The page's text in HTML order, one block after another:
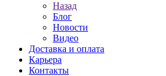
Назад
Блог
Новости
Видео
Доставка и оплата
Карьера
Контакты